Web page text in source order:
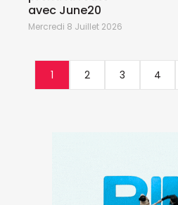
avec June20
Mercredi 8 Juillet 2026
1 2 3 4